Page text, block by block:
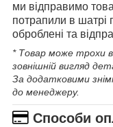
ми відправимо
потрапили в шатрі
оброблені та
* Товар може трохи
зовнішній вигляд
За додатковими
до менеджеру.
Способи